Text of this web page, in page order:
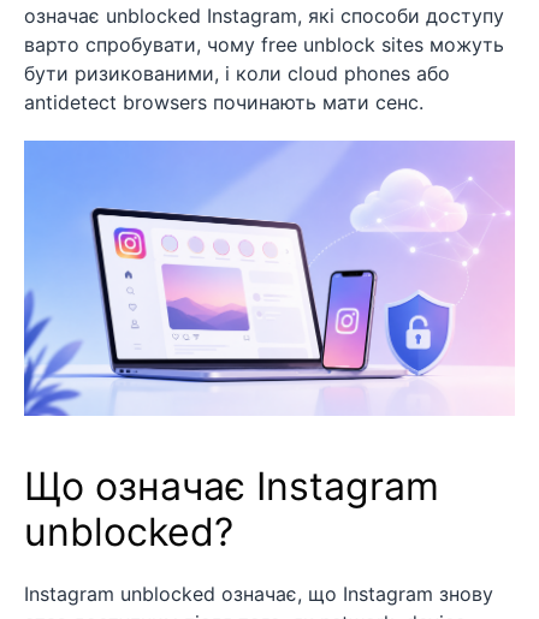
означає unblocked Instagram, які способи доступу
варто спробувати, чому free unblock sites можуть
бути ризикованими, і коли cloud phones або
antidetect browsers починають мати сенс.
Що означає Instagram
unblocked?
Instagram unblocked означає, що Instagram знову